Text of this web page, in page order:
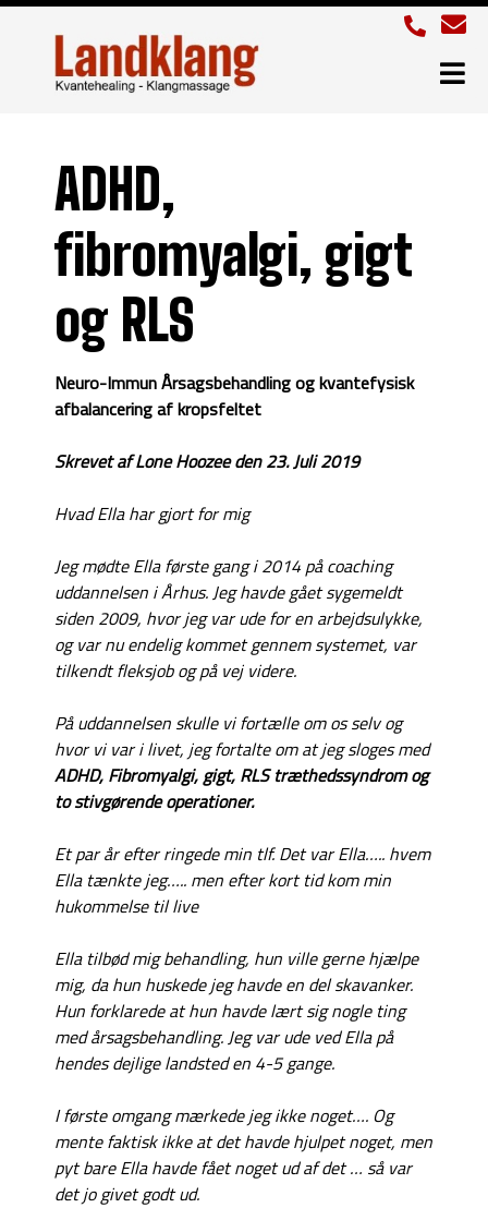
ADHD,
fibromyalgi, gigt
og RLS
Neuro-Immun Årsagsbehandling og kvantefysisk
afbalancering af kropsfeltet
Skrevet af Lone Hoozee den 23. Juli 2019
Hvad Ella har gjort for mig
Jeg mødte Ella første gang i 2014 på coaching
uddannelsen i Århus. Jeg havde gået sygemeldt
siden 2009, hvor jeg var ude for en arbejdsulykke,
og var nu endelig kommet gennem systemet, var
tilkendt fleksjob og på vej videre.
På uddannelsen skulle vi fortælle om os selv og
hvor vi var i livet, jeg fortalte om at jeg sloges med
ADHD, Fibromyalgi, gigt, RLS træthedssyndrom og
to stivgørende operationer.
Et par år efter ringede min tlf. Det var Ella….. hvem
Ella tænkte jeg….. men efter kort tid kom min
hukommelse til live
Ella tilbød mig behandling, hun ville gerne hjælpe
mig, da hun huskede jeg havde en del skavanker.
Hun forklarede at hun havde lært sig nogle ting
med årsagsbehandling. Jeg var ude ved Ella på
hendes dejlige landsted en 4-5 gange.
I første omgang mærkede jeg ikke noget…. Og
mente faktisk ikke at det havde hjulpet noget, men
pyt bare Ella havde fået noget ud af det … så var
det jo givet godt ud.